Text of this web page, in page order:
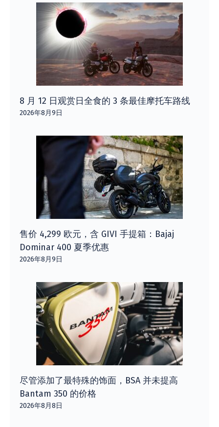
8 月 12 日观赏日全食的 3 条最佳摩托车路线
2026年8月9日
售价 4,299 欧元，含 GIVI 手提箱：Bajaj
Dominar 400 夏季优惠
2026年8月9日
尽管添加了最特殊的饰面，BSA 并未提高
Bantam 350 的价格
2026年8月8日